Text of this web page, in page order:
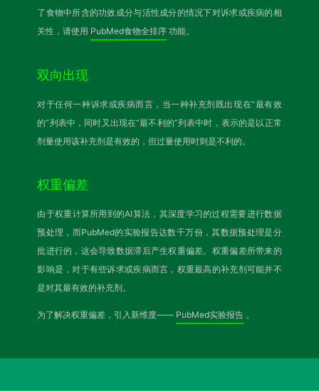
了食物中所含的功效成分与活性成分的情况下对诉求或疾病的相
关性，请使用 PubMed食物全排序 功能。
双向出现
对于任何一种诉求或疾病而言，当一种补充剂既出现在“最有效
的”列表中，同时又出现在“最不利的”列表中时，表示的是以正常
剂量使用该补充剂是有效的，但过量使用时则是不利的。
权重偏差
由于权重计算所用到的AI算法，其深度学习的过程需要进行数据
预处理，而PubMed的实验报告达数千万份，其数据预处理是分
批进行的，这会导致数据滞后产生权重偏差。权重偏差所带来的
影响是，对于有些诉求或疾病而言，权重最高的补充剂可能并不
是对其最有效的补充剂。
为了解决权重偏差，引入新维度—— PubMed实验报告 。